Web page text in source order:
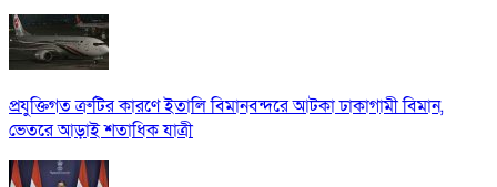
প্রযুক্তিগত ত্রুটির কারণে ইতালি বিমানবন্দরে আটকা ঢাকাগামী বিমান,
ভেতরে আড়াই শতাধিক যাত্রী